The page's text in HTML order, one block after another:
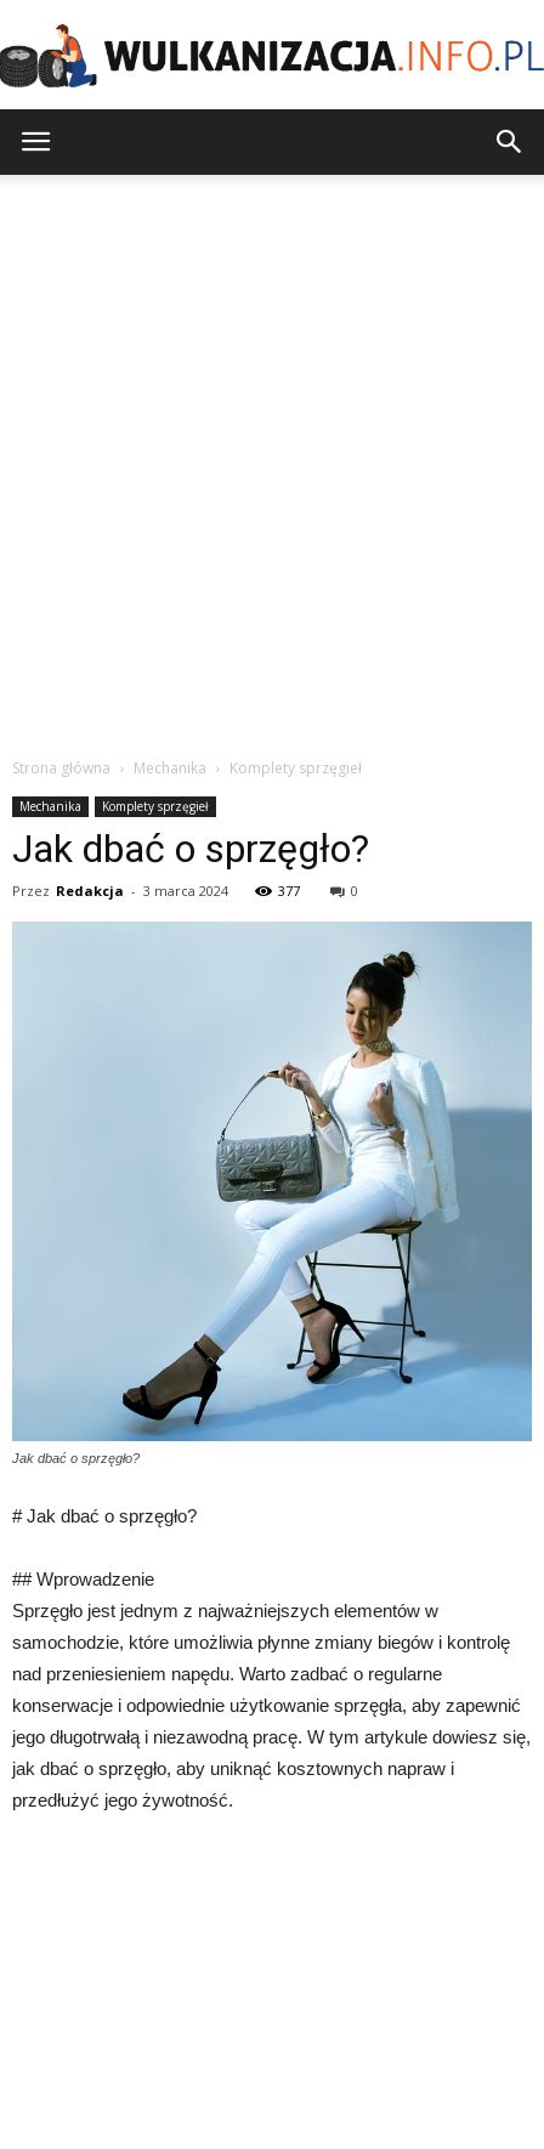
Strona główna Mechanika Komplety sprzęgieł
Mechanika Komplety sprzęgieł
Jak dbać o sprzęgło?
Przez Redakcja - 3 marca 2024 377 0
Jak dbać o sprzęgło?
# Jak dbać o sprzęgło?
## Wprowadzenie
Sprzęgło jest jednym z najważniejszych elementów w
samochodzie, które umożliwia płynne zmiany biegów i kontrolę
nad przeniesieniem napędu. Warto zadbać o regularne
konserwacje i odpowiednie użytkowanie sprzęgła, aby zapewnić
jego długotrwałą i niezawodną pracę. W tym artykule dowiesz się,
jak dbać o sprzęgło, aby uniknąć kosztownych napraw i
przedłużyć jego żywotność.